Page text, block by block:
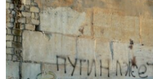
VİDEO
SÜRET
BLOGLAR
FİKİR